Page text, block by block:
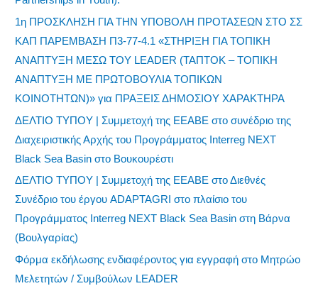
1η ΠΡΟΣΚΛΗΣΗ ΓΙΑ ΤΗΝ ΥΠΟΒΟΛΗ ΠΡΟΤΑΣΕΩΝ ΣΤΟ ΣΣ
ΚΑΠ ΠΑΡΕΜΒΑΣΗ Π3-77-4.1 «ΣΤΗΡΙΞΗ ΓΙΑ ΤΟΠΙΚΗ
ΑΝΑΠΤΥΞΗ ΜΕΣΩ ΤΟΥ LEADER (ΤΑΠΤΟΚ – ΤΟΠΙΚΗ
ΑΝΑΠΤΥΞΗ ΜΕ ΠΡΩΤΟΒΟΥΛΙΑ ΤΟΠΙΚΩΝ
ΚΟΙΝΟΤΗΤΩΝ)» για ΠΡΑΞΕΙΣ ΔΗΜΟΣΙΟΥ ΧΑΡΑΚΤΗΡΑ
ΔΕΛΤΙΟ ΤΥΠΟΥ | Συμμετοχή της ΕΕΑΒΕ στο συνέδριο της
Διαχειριστικής Αρχής του Προγράμματος Interreg NEXT
Black Sea Basin στο Βουκουρέστι
ΔΕΛΤΙΟ ΤΥΠΟΥ | Συμμετοχή της ΕΕΑΒΕ στο Διεθνές
Συνέδριο του έργου ADAPTAGRI στο πλαίσιο του
Προγράμματος Interreg NEXT Black Sea Basin στη Βάρνα
(Βουλγαρίας)
Φόρμα εκδήλωσης ενδιαφέροντος για εγγραφή στο Μητρώο
Μελετητών / Συμβούλων LEADER